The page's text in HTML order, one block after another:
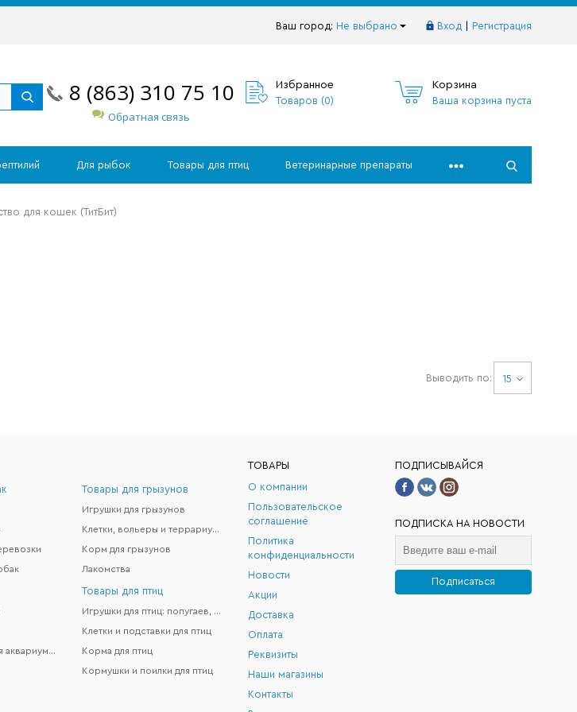
Ваш город: Не выбрано Вход Регистрация
8 (863) 310 75 10
Обратная связь
Избранное
Товаров (0)
Корзина
Ваша корзина пуста
Для рыбок Товары для птиц Ветеринарные препараты
для кошек (ТитБит)
Выводить по: 15
Товары для грызунов
Игрушки для грызунов
Клетки, вольеры и террариумы
Корм для грызунов
Лакомства
Оборудование для аквариумов
Товары для птиц
Игрушки для птиц: попугаев, канареек и др.
Клетки и подставки для птиц
Корма для птиц
Кормушки и поилки для птиц
ТОВАРЫ
О компании
Пользовательское
соглашение
Политика
конфиденциальности
Новости
Акции
Доставка
Оплата
Реквизиты
Наши магазины
Контакты
ПОДПИСЫВАЙСЯ
ПОДПИСКА НА НОВОСТИ
Подписаться